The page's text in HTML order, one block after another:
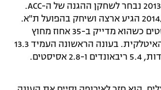
סקוט שיחק ארבע שנים באוניברסיטת מיאמי פלורידה וב-2013 נבחר לשחקן ההגנה של ה-ACC.
הוא החל את הקריירה באובראדוירו הספרדית ובעונת 2014/15 הגיע ארצה ושיחק בהפועל ת"א.
ב-28 משחקים רשם 15.4 נקודות, 4.5 ריבאונדים, 2.3 אסיסטים כשהוא מדייק ב-35 אחוז מחוץ
לקשת. לאחר שעזב את ישראל, שיחק שנתיים בברינדיסי האיטלקית. בעונה הראשונה העמיד 13.3